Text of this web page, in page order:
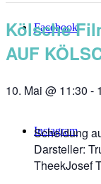
Facebook
Instagram
Kölsche
AUF
10. Mai @ 11:30 -
Scheidung
Darsteller:
TheekJosef